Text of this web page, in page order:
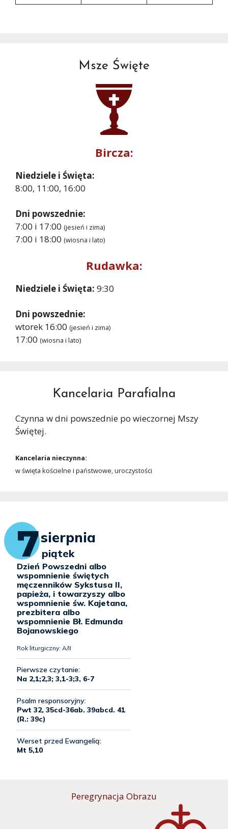
Msze Święte
Bircza:
Niedziele i Święta:
8:00, 11:00, 16:00
Dni powszednie:
7:00 i 17:00 (jesień i zima)
7:00 i 18:00 (wiosna i lato)
Rudawka:
Niedziele i Święta: 9:30
Dni powszednie:
wtorek 16:00 (jesień i zima)
17:00 (wiosna i lato)
Kancelaria Parafialna
Czynna w dni powszednie po wieczornej Mszy
Świętej.
Kancelaria nieczynna:
w święta kościelne i państwowe, uroczystości
Peregrynacja Obrazu